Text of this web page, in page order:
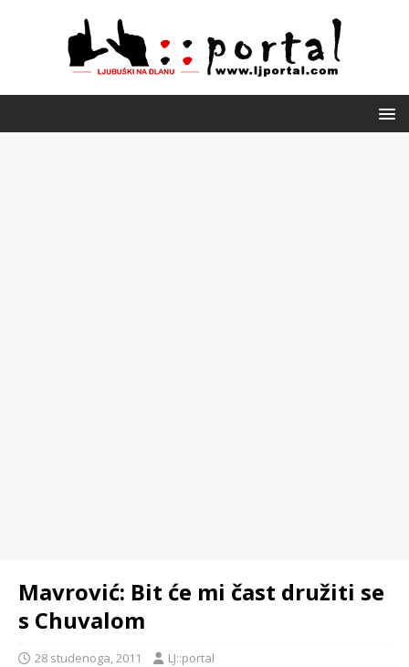
Mavrović: Bit će mi čast družiti se
s Chuvalom
28 studenoga, 2011 LJ::portal